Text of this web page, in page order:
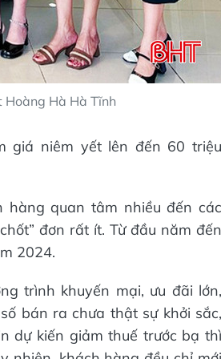
Hà Hà Tĩnh
giá niêm yết lên đến 60 triệu
hàng quan tâm nhiều đến các
đơn rất ít. Từ đầu năm đến
2024.
trình khuyến mại, ưu đãi lớn,
bán ra chưa thật sự khởi sắc,
dự kiến giảm thuế trước bạ thì